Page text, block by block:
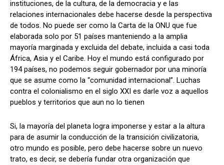
instituciones, de la cultura, de la democracia y e las
relaciones internacionales debe hacerse desde la perspectiva
de todos. No puede ser como la Carta de la ONU que fue
elaborada solo por 51 países manteniendo a la amplia
mayoría marginada y excluida del debate, incluida a casi toda
África, Asia y el Caribe. Hoy el mundo está configurado por
194 países, no podemos seguir gobernador por una minoría
que se asume como la “comunidad internacional”. Luchas
contra el colonialismo en el siglo XXI es darle voz a aquellos
pueblos y territorios que aun no lo tienen
Si, la mayoría del planeta logra imponerse y estar a la altura
para de asumir la conducción de la transición civilizatoria,
otro mundo es posible, pero debe hacerse sobre un nuevo
trato, es decir, se debería fundar otra organización que